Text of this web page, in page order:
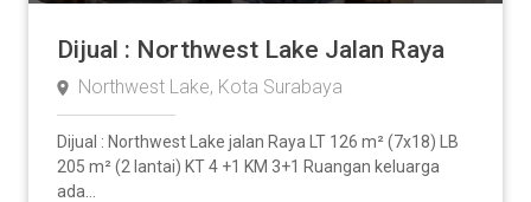
Dijual : Northwest Lake Jalan Raya
Northwest Lake, Kota Surabaya
Dijual : Northwest Lake jalan Raya LT 126 m² (7x18) LB
205 m² (2 lantai) KT 4 +1 KM 3+1 Ruangan keluarga
ada...